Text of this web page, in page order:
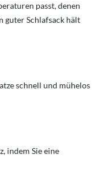
passt, denen
guter Schlafsack hält
schnell und mühelos
indem Sie eine